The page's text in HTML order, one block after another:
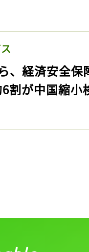
、経済安全
割が中国縮小
に入りに
インが必
ログイン